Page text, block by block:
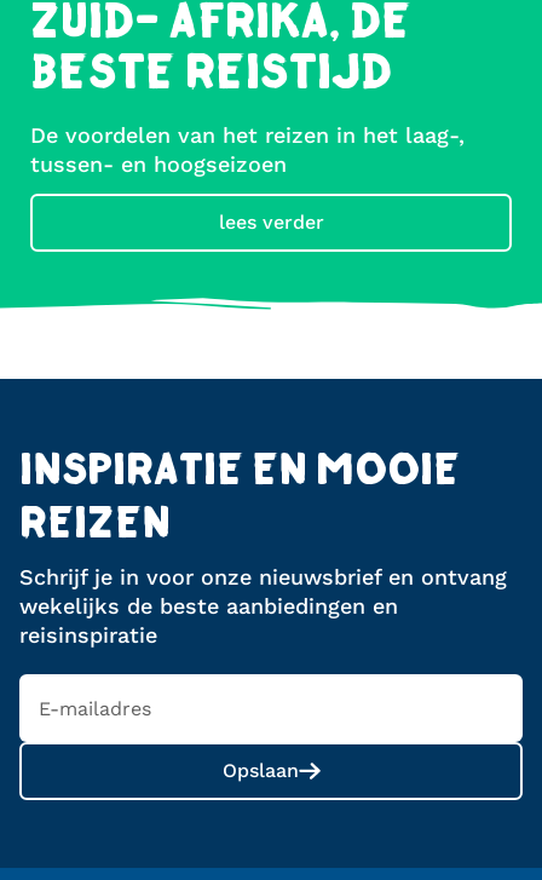
ZUID- AFRIKA, DE
BESTE REISTIJD
De voordelen van het reizen in het laag-,
tussen- en hoogseizoen
lees verder
INSPIRATIE EN MOOIE
REIZEN
Schrijf je in voor onze nieuwsbrief en ontvang
wekelijks de beste aanbiedingen en
reisinspiratie
Opslaan